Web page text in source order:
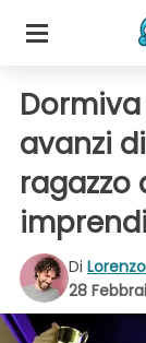
avanzi
ragazzo
Di
28